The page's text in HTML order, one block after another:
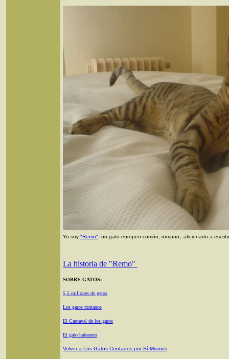
Yo soy "Remo" , un gato europeo común, romano, aficionado a
La historia de "Remo"
SOBRE GATOS:
5,5 millones de gatos
Los gatos romanos
El Carnaval de los gatos
El gato habanero
Volver a Los Gatos Contados por Sí Mismos